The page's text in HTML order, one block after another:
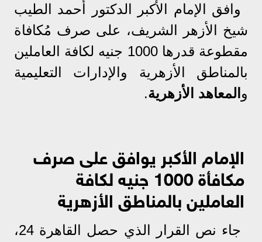
وافق الإمام الأكبر الدكتور أحمد الطيب
شيخ الأزهر الشريف، على صرف مُكافاة
مقطوعة قدرها 1000 جنيه لكافة العاملين
بالمناطق الأزهرية والإدارات التعليمية
و المعاهد الأزهرية.
الإمام الأكبر يوافق على صرف
مكافأة 1000 جنيه لكافة
العاملين بالمناطق الأزهرية
جاء نص القرار الذي حصل القاهرة 24،